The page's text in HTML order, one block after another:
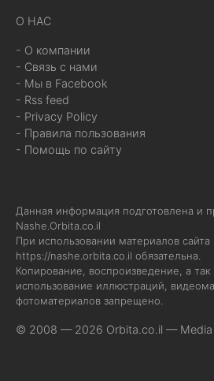
О НАС
- О компании
- Связь с нами
- Мы в Facebook
- Rss feed
- Privacy Policy
- Правила пользования
- Помощь по сайту
Данная информация подготовлена и
Nashe.Orbita.co.il
При использовании материалов сайта
https://nashe.orbita.co.il обязательна.
Копирование, воспроизведение, а
использование иллюстраций,
фотоматериалов запрещено.
© 2008 — 2026 Orbita.co.il —